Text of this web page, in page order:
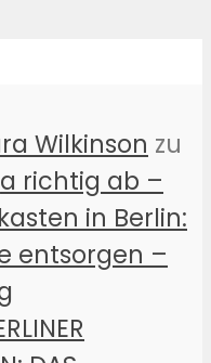
Wilkinson zu
richtig ab –
in Berlin:
entsorgen –